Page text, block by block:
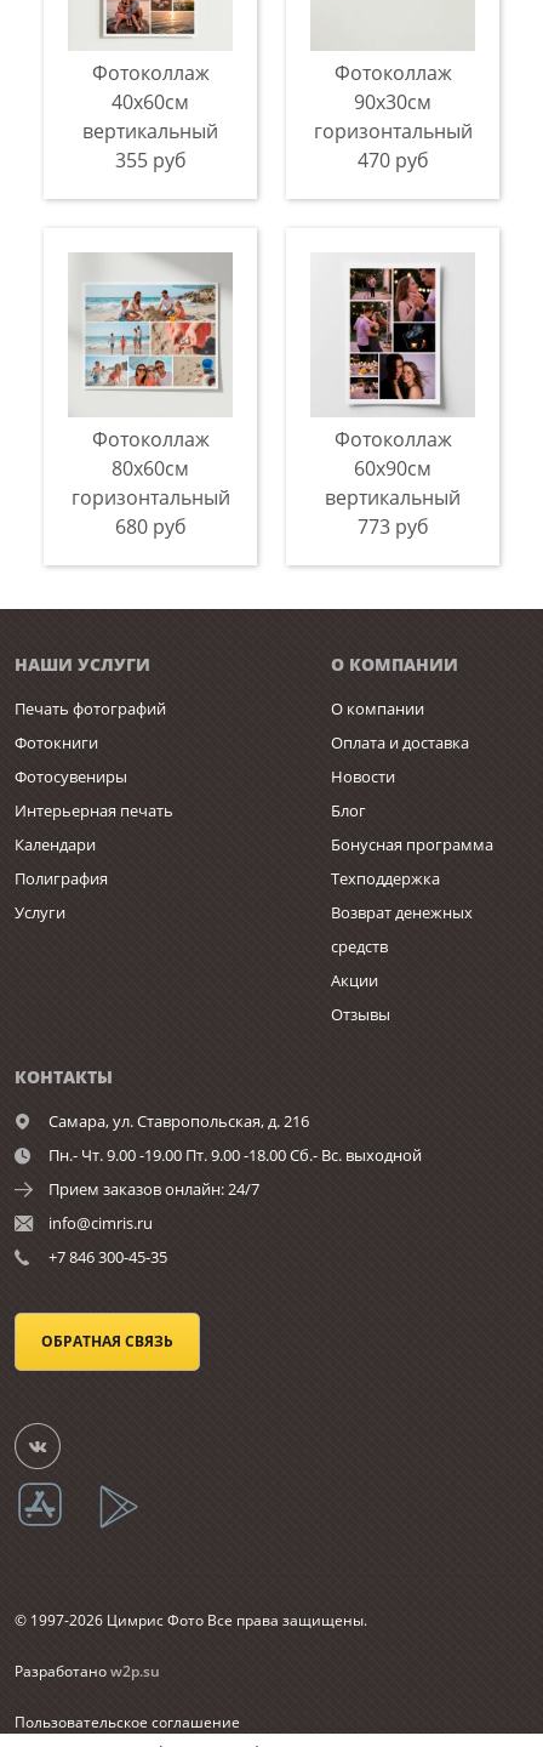
Фотоколлаж
40х60см
вертикальный
355 руб
Фотоколлаж
90х30см
горизонтальный
470 руб
Фотоколлаж
80х60см
горизонтальный
680 руб
Фотоколлаж
60х90см
вертикальный
773 руб
НАШИ УСЛУГИ
Печать фотографий
Фотокниги
Фотосувениры
Интерьерная печать
Календари
Полиграфия
Услуги
О КОМПАНИИ
О компании
Оплата и доставка
Новости
Блог
Бонусная программа
Техподдержка
Возврат денежных
средств
Акции
Отзывы
КОНТАКТЫ
Самара,ул. Ставропольская, д. 216
Пн.- Чт. 9.00 -19.00 Пт. 9.00 -18.00 Сб.- Вс. выходной
Прием заказов онлайн: 24/7
info@cimris.ru
+7 846 300-45-35
ОБРАТНАЯ СВЯЗЬ
© 1997-2026 Цимрис Фото Все права защищены.
Разработаноw2p.su
Пользовательское соглашение